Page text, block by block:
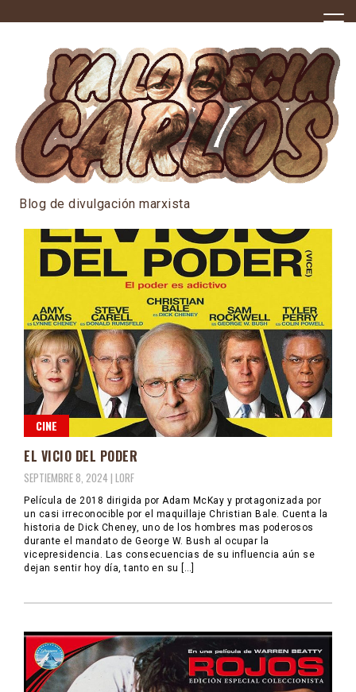
to
Blog de divulgación marxista
CINE
EL VICIO DEL PODER
SEPTIEMBRE 8, 2024 | LORF
Película de 2018 dirigida por Adam McKay y protagonizada por
un casi irreconocible por el maquillaje Christian Bale. Cuenta la
historia de Dick Cheney, uno de los hombres mas poderosos
durante el mandato de George W. Bush al ocupar la
vicepresidencia. Las consecuencias de su influencia aún se
dejan sentir hoy día, tanto en su […]